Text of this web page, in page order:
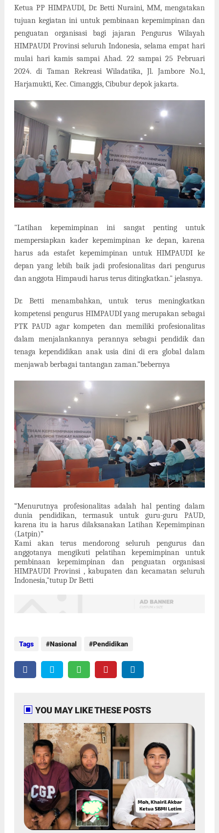
Ketua PP HIMPAUDI, Dr. Betti Nuraini, MM, mengatakan
tujuan kegiatan ini untukpembinaan kepemimpinan dan
penguatan organisasi bagi jajaran Pengurus Wilayah
HIMPAUDI Provinsi seluruh Indonesia, selama empat hari
mulai hari kamis sampai Ahad. 22 sampai 25 Pebruari
2024. di Taman Rekreasi Wiladatika, Jl. Jambore No.1,
Harjamukti, Kec. Cimanggis, Cibubur depok jakarta.
"Latihan kepemimpinan ini sangat penting untuk
mempersiapkan kader kepemimpinan ke depan, karena
harus ada estafet kepemimpinan untuk HIMPAUDI ke
depan yang lebih baik jadi profesionalitas dari pengurus
dan anggota Himpaudi harus terus ditingkatkan." jelasnya.
Dr. Betti menambahkan, untuk terus meningkatkan
kompetensi pengurus HIMPAUDI yang merupakan sebagai
PTK PAUD agar kompeten dan memiliki profesionalitas
dalam menjalankannya perannya sebagai pendidik dan
tenaga kependidikan anak usia dini di era global dalam
menjawab berbagai tantangan zaman.”bebernya
“Menurutnya profesionalitas adalah hal penting dalam
dunia pendidikan, termasuk untuk guru-guru PAUD,
karena itu ia harus dilaksanakan Latihan Kepemimpinan
(Latpin)”
Kami akan terus mendorong seluruh pengurus dan
anggotanya mengikuti pelatihan kepemimpinan untuk
pembinaan kepemimpinan dan penguatan organisasi
HIMPAUDI Provinsi , kabupaten dan kecamatan seluruh
Indonesia,"tutup Dr Betti
Tags Nasional Pendidikan
YOU MAY LIKE THESE POSTS